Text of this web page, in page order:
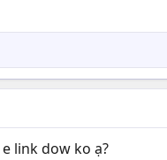
link dow ko ạ?